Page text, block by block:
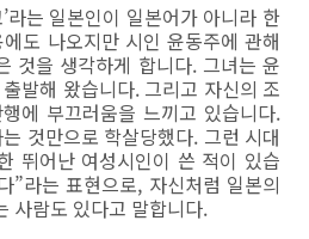
라는 일본인이 일본어가 아니라 한
도 나오지만 시인 윤동주에 관해
것을 생각하게 합니다. 그녀는 윤
발해 왔습니다. 그리고 자신의 조
에 부끄러움을 느끼고 있습니다.
것만으로 학살당했다. 그런 시대
뛰어난 여성시인이 쓴 적이 있습
”라는 표현으로, 자신처럼 일본의
사람도 있다고 말합니다.